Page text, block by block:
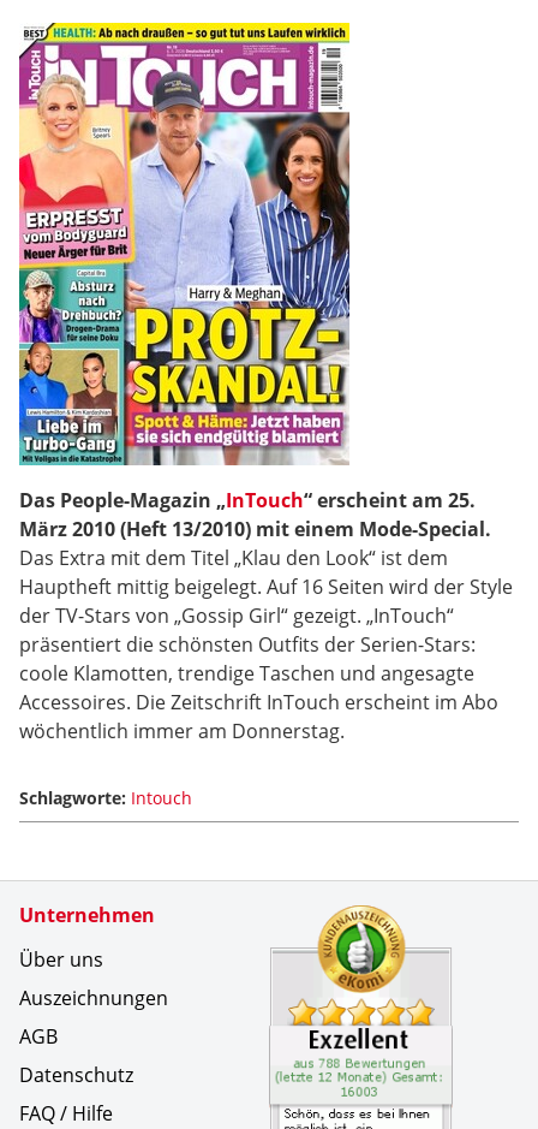
Das People-Magazin „InTouch“ erscheint am 25.
März 2010 (Heft 13/2010) mit einem Mode-Special.
Das Extra mit dem Titel „Klau den Look“ ist dem
Hauptheft mittig beigelegt. Auf 16 Seiten wird der Style
der TV-Stars von „Gossip Girl“ gezeigt. „InTouch“
präsentiert die schönsten Outfits der Serien-Stars:
coole Klamotten, trendige Taschen und angesagte
Accessoires. Die Zeitschrift InTouch erscheint im Abo
wöchentlich immer am Donnerstag.
Schlagworte: Intouch
Unternehmen
Über uns
Auszeichnungen
AGB
Datenschutz
FAQ / Hilfe
Zertifikate